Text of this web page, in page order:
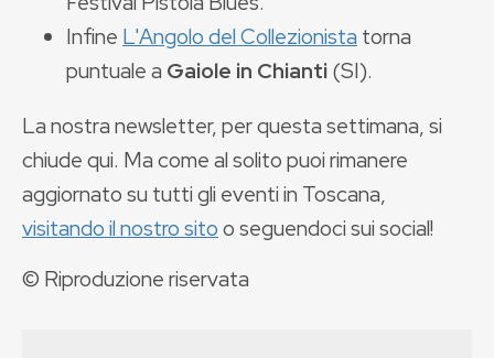
Infine L'Angolo del Collezionista torna
puntuale a Gaiole in Chianti(SI).
La nostra newsletter, per questa settimana, si
chiude qui. Ma come al solito puoi rimanere
aggiornato su tutti gli eventi in Toscana,
visitando il nostro sitoo seguendoci sui social!
© Riproduzione riservata